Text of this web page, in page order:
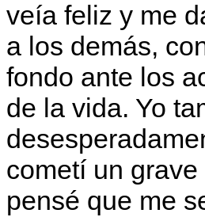
veía feliz y me
a los demás,
fondo ante los
de la vida. Yo
cometí un
pensé que me